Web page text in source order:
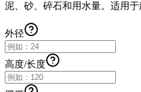
泥、砂、碎石和用水量。适用
外径
高度/长度